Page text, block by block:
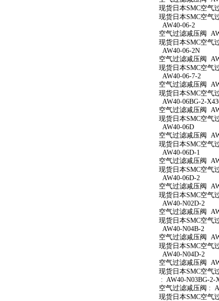
现货日本SMC空气
现货日本SMC空气
AW40-06-2
空气过滤减压阀
现货日本SMC空气
AW40-06-2N
空气过滤减压阀
现货日本SMC空气
AW40-06-7-2
空气过滤减压阀
现货日本SMC空气
AW40-06BG-2-
空气过滤减压阀
现货日本SMC空气
AW40-06D
空气过滤减压阀
现货日本SMC空气
AW40-06D-1
空气过滤减压阀
现货日本SMC空气
AW40-06D-2
空气过滤减压阀
现货日本SMC空气
AW40-N02D-2
空气过滤减压阀
现货日本SMC空气
AW40-N04B-2
空气过滤减压阀
现货日本SMC空气
AW40-N04D-2
空气过滤减压阀
现货日本SMC空气
: AW40-N03BG-2-
空气过滤减压阀 :
现货日本SMC空气